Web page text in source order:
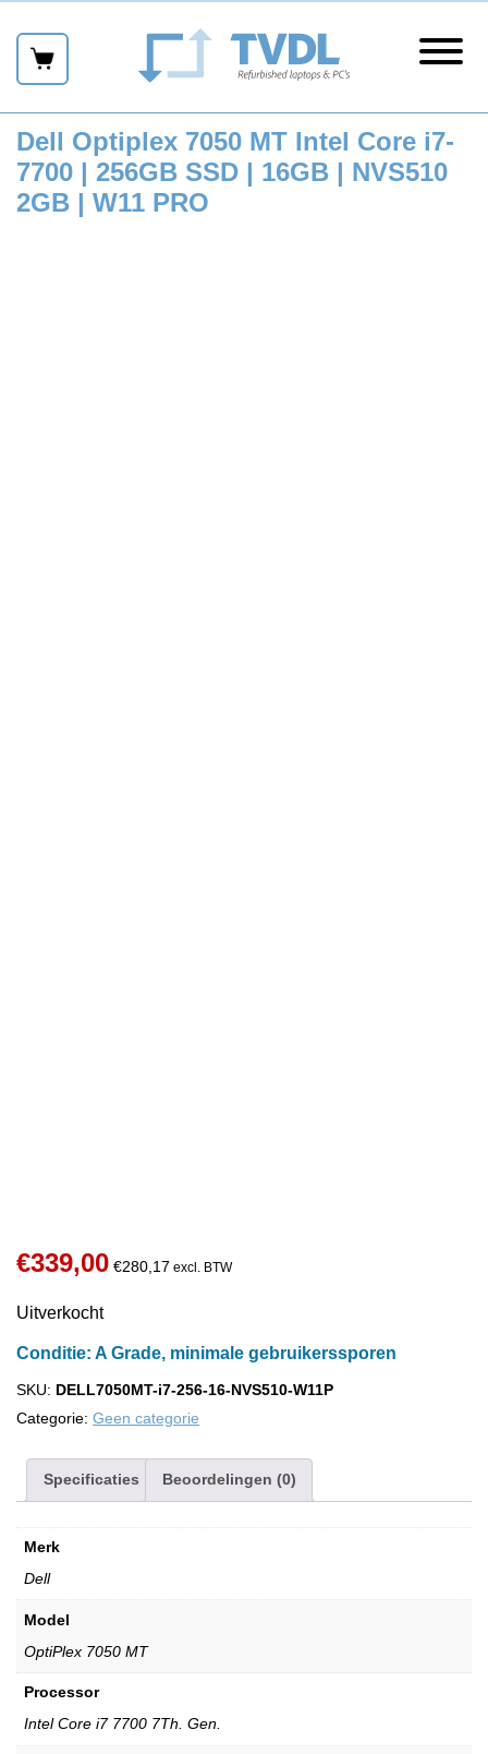
Skip
hoofdmenu
Naar
Naar
sidebar
Naar
footer
Dell Optiplex 7050 MT Intel Core i7-
7700 | 256GB SSD | 16GB | NVS510
2GB | W11 PRO
€339,00 €280,17 excl. BTW
Uitverkocht
Conditie: A Grade, minimale gebruikerssporen
SKU: DELL7050MT-i7-256-16-NVS510-W11P
Categorie: Geen categorie
Specificaties Beoordelingen (0)
Merk
Dell
Model
OptiPlex 7050 MT
Processor
Intel Core i7 7700 7Th. Gen.